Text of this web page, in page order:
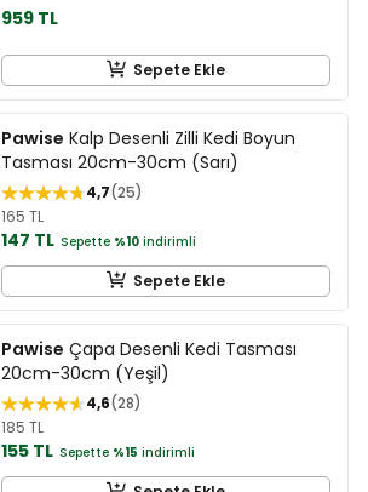
959 TL
Sepete Ekle
Pawise Kalp Desenli Zilli Kedi Boyun
Tasması 20cm-30cm (Sarı)
4,7 25
165 TL
147 TL Sepette %10 indirimli
Sepete Ekle
Pawise Çapa Desenli Kedi Tasması
20cm-30cm (Yeşil)
4,6 28
185 TL
155 TL Sepette %15 indirimli